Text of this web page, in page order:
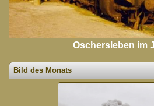
Oschersleben im
Bild des Monats